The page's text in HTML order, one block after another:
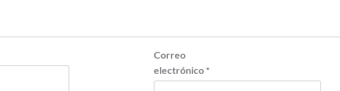
Correo
electrónico *